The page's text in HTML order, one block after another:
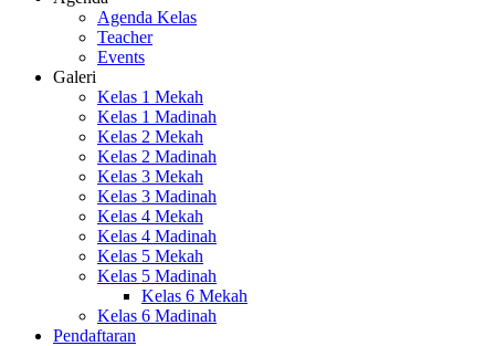
Agenda Kelas
Teacher
Events
Galeri
Kelas 1 Mekah
Kelas 1 Madinah
Kelas 2 Mekah
Kelas 2 Madinah
Kelas 3 Mekah
Kelas 3 Madinah
Kelas 4 Mekah
Kelas 4 Madinah
Kelas 5 Mekah
Kelas 5 Madinah
Kelas 6 Mekah
Kelas 6 Madinah
Pendaftaran